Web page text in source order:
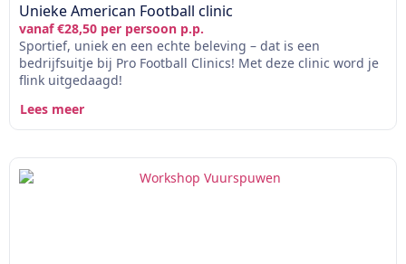
Unieke American Football clinic
vanaf €28,50 per persoon p.p.
Sportief, uniek en een echte beleving – dat is een
bedrijfsuitje bij Pro Football Clinics! Met deze clinic word je
flink uitgedaagd!
Lees meer